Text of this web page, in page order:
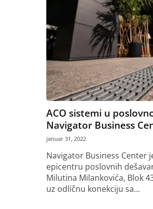
ACO sistemi u
Navigator Business
januar 31, 2022
Navigator Business Center
epicentru poslovnih
Milutina Milankovića, Blok
uz odličnu konekciju sa...